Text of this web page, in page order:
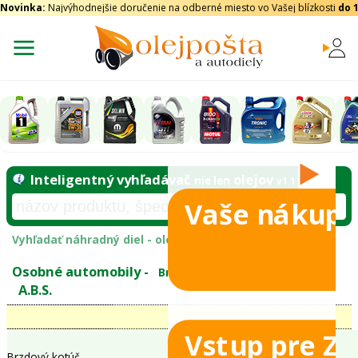
Novinka: Najvýhodnejšie doručenie na odberné miesto vo Vašej blízkosti do
Inteligentný vyhľadávač
Vyhľadať náhradný diel - olejový filter -
Vaše nákupy
Vstup pre